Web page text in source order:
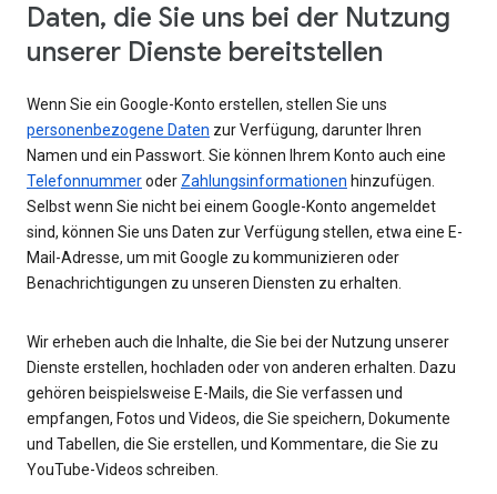
Daten, die Sie uns bei der Nutzung
unserer Dienste bereitstellen
Wenn Sie ein Google-Konto erstellen, stellen Sie uns
personenbezogene Daten zur Verfügung, darunter Ihren
Namen und ein Passwort. Sie können Ihrem Konto auch eine
Telefonnummeroder Zahlungsinformationen hinzufügen.
Selbst wenn Sie nicht bei einem Google-Konto angemeldet
sind, können Sie uns Daten zur Verfügung stellen, etwa eine E-
Mail-Adresse, um mit Google zu kommunizieren oder
Benachrichtigungen zu unseren Diensten zu erhalten.
Wir erheben auch die Inhalte, die Sie bei der Nutzung unserer
Dienste erstellen, hochladen oder von anderen erhalten. Dazu
gehören beispielsweise E-Mails, die Sie verfassen und
empfangen, Fotos und Videos, die Sie speichern, Dokumente
und Tabellen, die Sie erstellen, und Kommentare, die Sie zu
YouTube-Videos schreiben.